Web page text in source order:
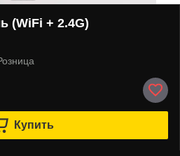
(WiFi + 2.4G)
Купить